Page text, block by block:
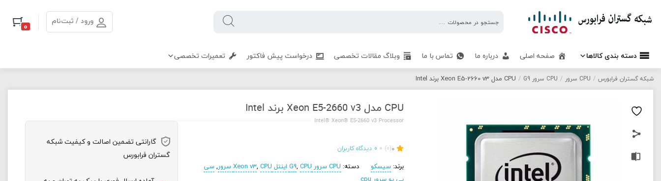
فرابورس
ورود / ثبت‌نام 0
دسته بندی کالاها صفحه اصلی درباره ما تماس با ما وبلاگ مقالات تخصصی درخواست پیش فاکتور تعمیرات تخصصی
شبکه گستران فرابورس / CPU سرور / CPU سرور G9 / CPU مدل Xeon E5-2660 v3 برند Intel
CPU مدل Xeon E5-2660 v3 برند Intel
Intel® Xeon® E5-2660 v3 Processor
0
(0)
0 دیدگاه کاربران
برند:سیسکو دسته: CPU سرور G9 , CPU اینتل Xeon v3 , CPU سرور ,سی
پی یو سرور cpu
گارانتی تضمین اصالت و کیفیت شبکه
گستران فرابورس